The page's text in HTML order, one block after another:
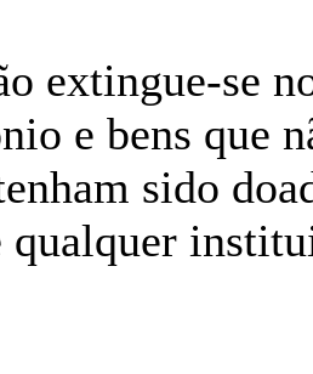
extingue-se
e bens que
sido
qualquer